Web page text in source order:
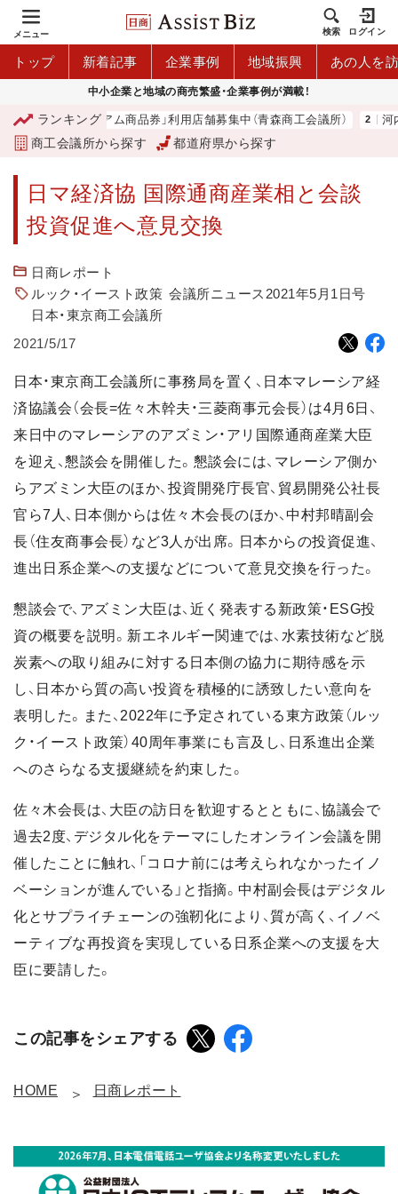
メニュー 検索 ログイン
トップ 新着記事 企業事例 地域振興 あの人を
中小企業と地域の商売繁盛・企業事例が満載！
ランキング
「青森市プレミアム商品券」利用店舗募集中（青森商工会議所） 河
商工会議所から探す 都道府県から探す
日マ経済協 国際通商産業相と会談
投資促進へ意見交換
日商レポート
ルック・イースト政策 会議所ニュース2021年5月1日号
日本・東京商工会議所
2021/5/17
日本・東京商工会議所に事務局を置く、日本マレーシア経
済協議会（会長=佐々木幹夫・三菱商事元会長）は4月6日、
来日中のマレーシアのアズミン・アリ国際通商産業大臣
を迎え、懇談会を開催した。懇談会には、マレーシア側か
らアズミン大臣のほか、投資開発庁長官、貿易開発公社長
官ら7人、日本側からは佐々木会長のほか、中村邦晴副会
長（住友商事会長）など3人が出席。日本からの投資促進、
進出日系企業への支援などについて意見交換を行った。
懇談会で、アズミン大臣は、近く発表する新政策・ESG投
資の概要を説明。新エネルギー関連では、水素技術など脱
炭素への取り組みに対する日本側の協力に期待感を示
し、日本から質の高い投資を積極的に誘致したい意向を
表明した。また、2022年に予定されている東方政策（ルッ
ク・イースト政策）40周年事業にも言及し、日系進出企業
へのさらなる支援継続を約束した。
佐々木会長は、大臣の訪日を歓迎するとともに、協議会で
過去2度、デジタル化をテーマにしたオンライン会議を開
催したことに触れ、「コロナ前には考えられなかったイノ
ベーションが進んでいる」と指摘。中村副会長はデジタル
化とサプライチェーンの強靭化により、質が高く、イノベ
ーティブな再投資を実現している日系企業への支援を大
臣に要請した。
この記事をシェアする
HOME 日商レポート